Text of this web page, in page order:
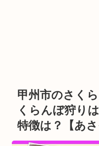
甲州市のさく
くらんぼ狩り
特徴は？【あさ